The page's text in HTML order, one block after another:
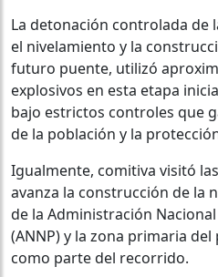
La detonación controlada de
el nivelamiento y la
futuro puente, utilizó
explosivos en esta etapa
bajo estrictos controles que
de la población y la
Igualmente, comitiva visitó
avanza la construcción de la
de la Administración
(ANNP) y la zona primaria
como parte del recorrido.